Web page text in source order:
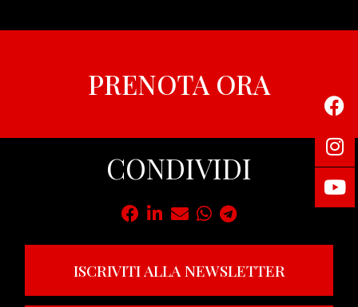
PRENOTA ORA
CONDIVIDI
ISCRIVITI ALLA NEWSLETTER